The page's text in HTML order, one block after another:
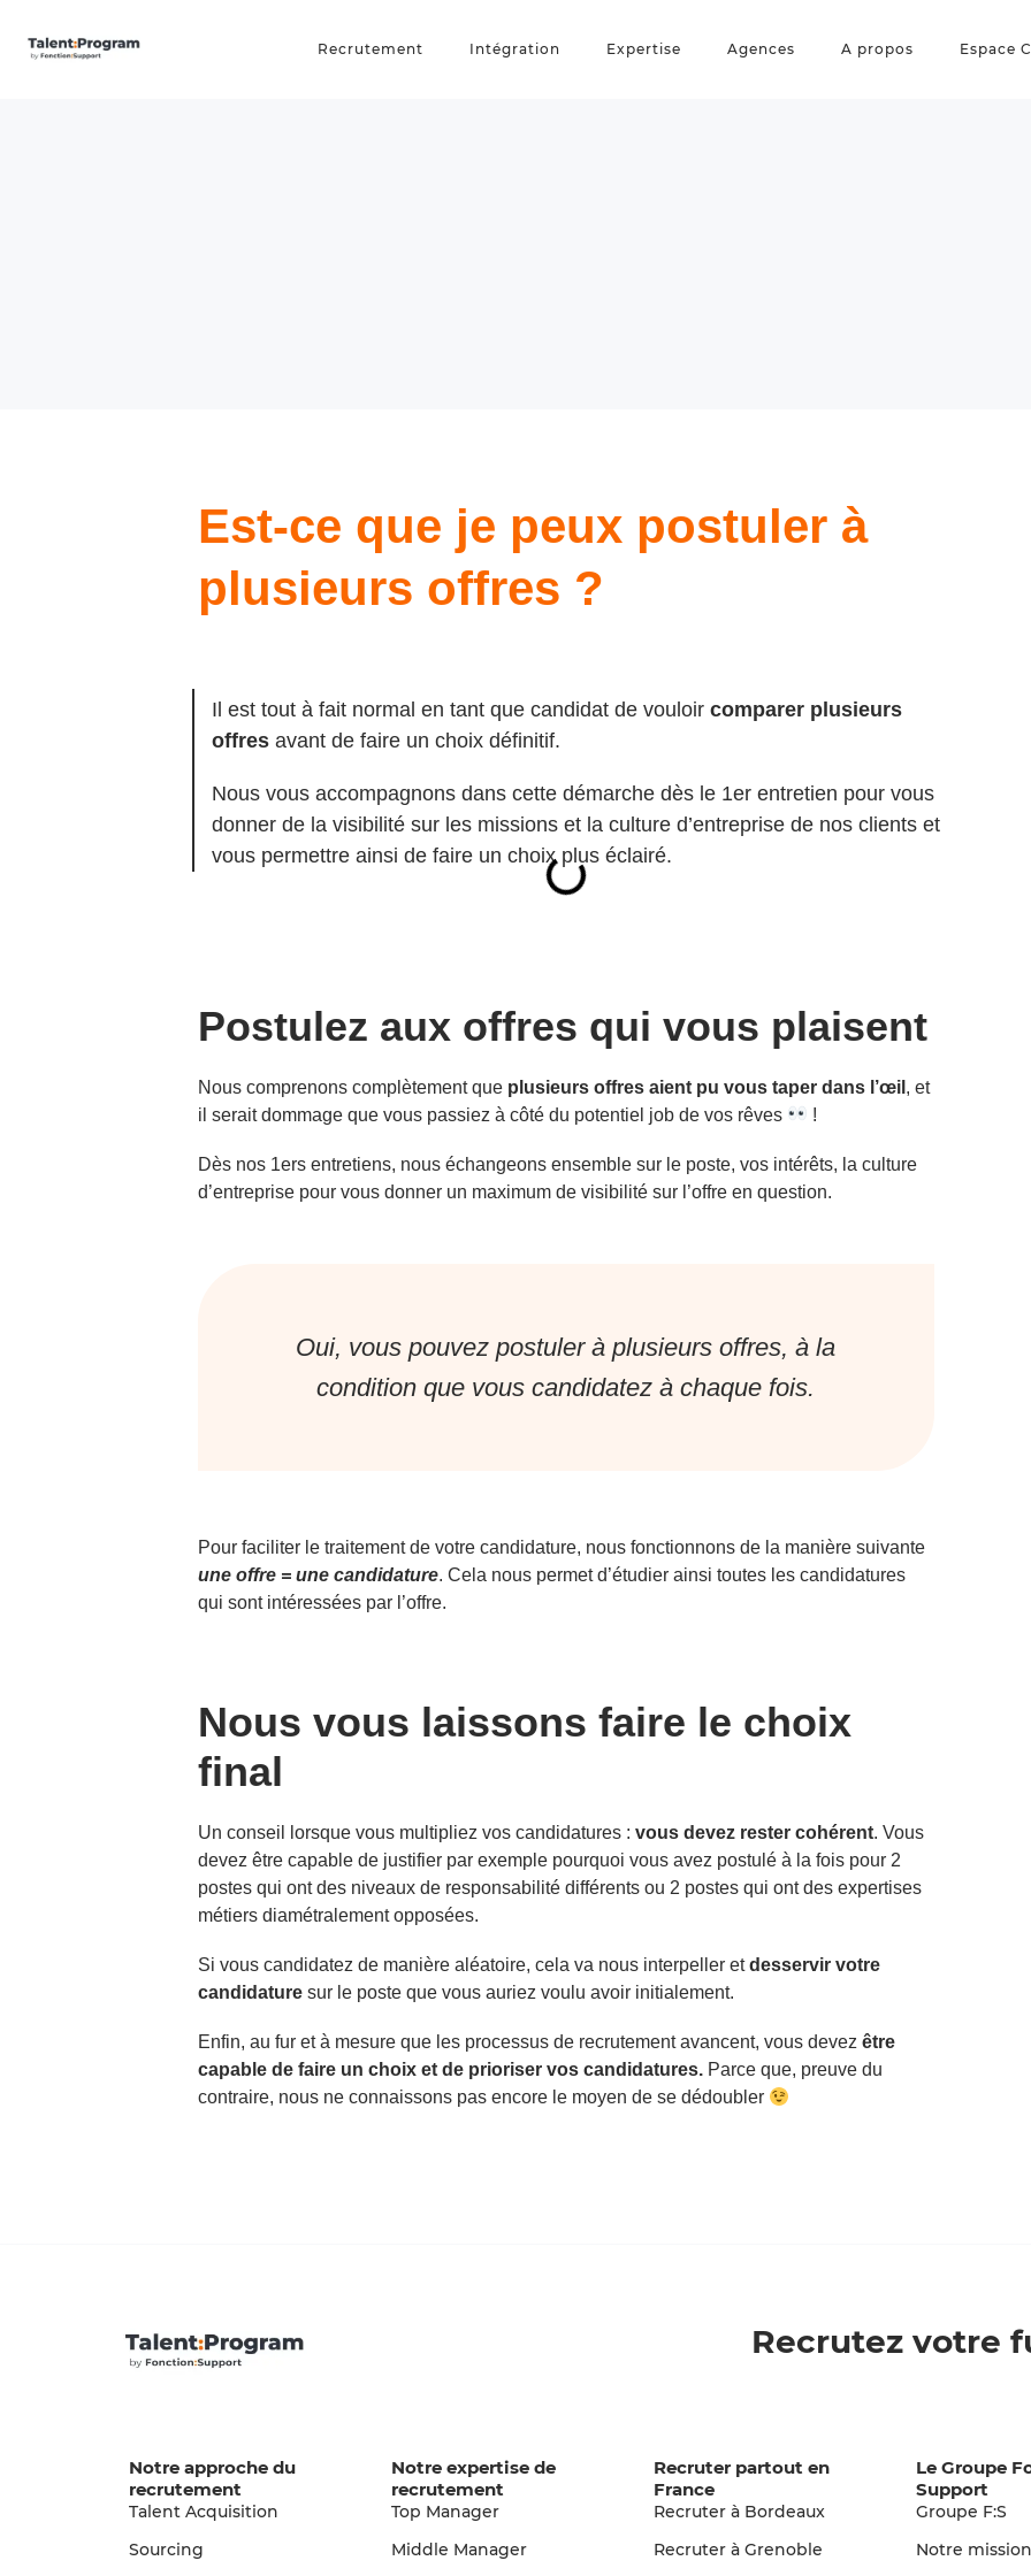
Recrutement Intégration Expertise Agences A propos Espace
Est-ce que je peux postuler à
plusieurs offres ?
Il est tout à fait normal en tant que candidat de vouloir comparer plusieurs
offres avant de faire un choix définitif.
Nous vous accompagnons dans cette démarche dès le 1er entretien pour vous
donner de la visibilité sur les missions et la culture d’entreprise de nos clients et
vous permettre ainsi de faire un choix plus éclairé.
Postulez aux offres qui vous plaisent
Nous comprenons complètement que plusieurs offres aient pu vous taper dans l’œil , et
il serait dommage que vous passiez à côté du potentiel job de vos rêves
!
Dès nos 1ers entretiens, nous échangeons ensemble sur le poste, vos intérêts, la culture
d’entreprise pour vous donner un maximum de visibilité sur l’offre en question.
Oui, vous pouvez postuler à plusieurs offres, à la
condition que vous candidatez à chaque fois.
Pour faciliter le traitement de votre candidature, nous fonctionnons de la manière suivante
une offre = une candidature. Cela nous permet d’étudier ainsi toutes les candidatures
qui sont intéressées par l’offre.
Nous vous laissons faire le choix
final
Un conseil lorsque vous multipliez vos candidatures : vous devez rester cohérent. Vous
devez être capable de justifier par exemple pourquoi vous avez postulé à la fois pour 2
postes qui ont des niveaux de responsabilité différents ou 2 postes qui ont des expertises
métiers diamétralement opposées.
Si vous candidatez de manière aléatoire, cela va nous interpeller etdesservir votre
candidature sur le poste que vous auriez voulu avoir initialement.
Enfin, au fur et à mesure que les processus de recrutement avancent, vous devez être
capable de faire un choix et de prioriser vos candidatures. Parce que, preuve du
contraire, nous ne connaissons pas encore le moyen de se dédoubler
Recrutez votre
Notre approche du
recrutement
Talent Acquisition
Sourcing
Notre expertise de
recrutement
Top Manager
Middle Manager
Recruter partout en
France
Recruter à Bordeaux
Recruter à Grenoble
Le Groupe
Support
Groupe F:S
Notre mission